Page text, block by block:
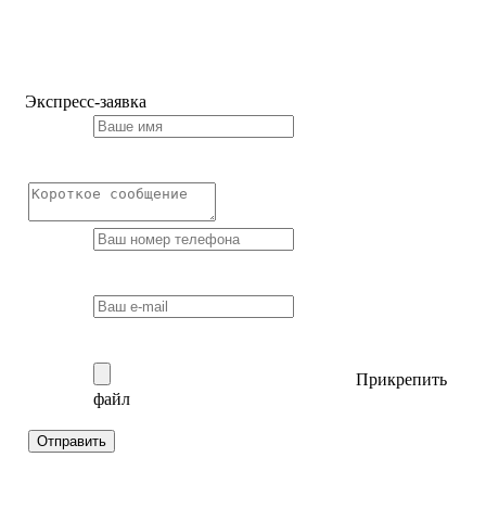
Экспресс-заявка
Прикрепить
файл
Отправить